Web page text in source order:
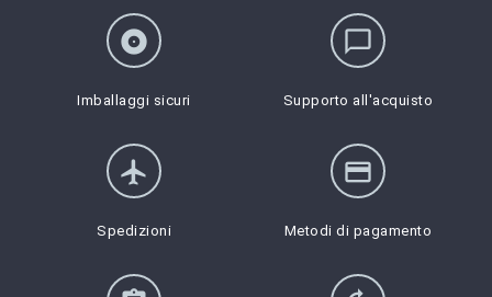
album
Imballaggi sicuri
chat_bubble_outline
Supporto all'acquisto
flight
Spedizioni
credit_card
Metodi di pagamento